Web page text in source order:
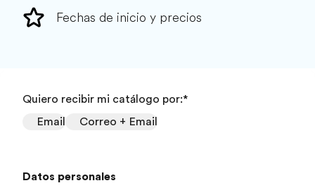
Fechas de inicio y precios
Quiero recibir mi catálogo por:*
Email
Correo + Email
Datos personales